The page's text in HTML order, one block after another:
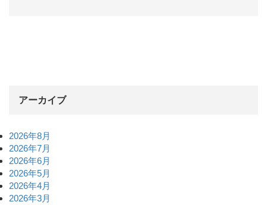
アーカイブ
2026年8月
2026年7月
2026年6月
2026年5月
2026年4月
2026年3月